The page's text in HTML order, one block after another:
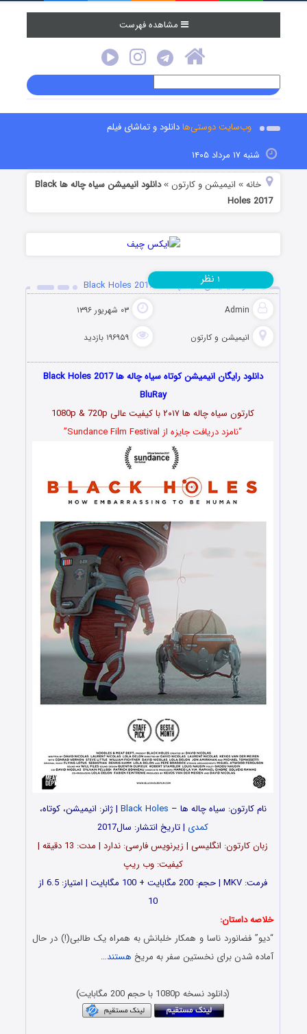
مشاهده فهرست
وب‌سایت دوستی‌هادانلود و تماشای فیلم
شنبه ۱۷ مرداد ۱۴۰۵
خانه » انیمیشن و کارتون »
دانلود انیمیشن سیاه چاله ها Black
Holes 2017
دانلود انیمیشن سیاه چاله ها Black Holes 2017
Admin ۰۳ شهریور ۱۳۹۶
انیمیشن و کارتون ۱۹۶۹۵۹ بازدید
۱ نظر
دانلود رایگان انیمیشن کوتاه سیاه چاله ها Black Holes 2017
BluRay
کارتون سیاه چاله ها ۲۰۱۷ با کیفیت عالی 1080p & 720p
“نامزد دریافت جایزه از Sundance Film Festival”
نام کارتون: سیاه چاله ها – Black Holes | ژانر: انیمیشن، کوتاه،
کمدی | تاریخ انتشار: سال2017
زبان کارتون: انگلیسی | زیرنویس فارسی: ندارد | مدت: 13 دقیقه |
کیفیت: وب ریپ
فرمت: MKV | حجم: 200 مگابایت + 100 مگابایت | امتیاز: 6.5 از
10
خلاصه داستان:
“دیو” فضانورد ناسا و همکار خلبانش به همراه یک طالبی(!) در حال
آماده شدن برای نخستین سفر به مریخ هستند…
(دانلود نسخه 1080p با حجم 200 مگابایت)